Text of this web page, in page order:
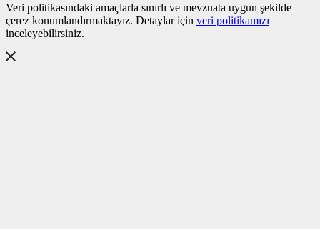
Veri politikasındaki amaçlarla sınırlı ve mevzuata uygun şekilde
çerez konumlandırmaktayız. Detaylar için veri politikamızı
inceleyebilirsiniz.